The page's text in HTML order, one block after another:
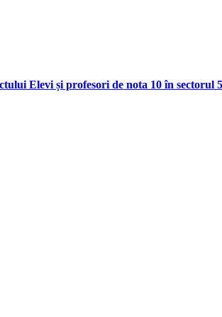
Elevi și profesori de nota 10 în sectorul